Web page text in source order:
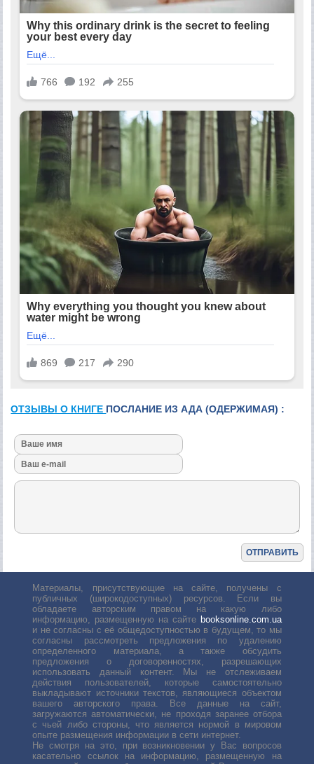
ОТЗЫВЫ О КНИГЕ ПОСЛАНИЕ ИЗ АДА (ОДЕРЖИМАЯ) :
Материалы, присутствующие на сайте, получены с
публичных (широкодоступных) ресурсов. Если вы
обладаете авторским правом на какую либо
информацию, размещенную на сайте booksonline.com.ua
и не согласны с её общедоступностью в будущем, то мы
согласны рассмотреть предложения по удалению
определенного материала, а также обсудить
предложения о договоренностях, разрешающих
использовать данный контент. Мы не отслеживаем
действия пользователей, которые самостоятельно
выкладывают источники текстов, являющиеся объектом
вашего авторского права. Все данные на сайт,
загружаются автоматически, не проходя заранее отбора
с чьей либо стороны, что является нормой в мировом
опыте размещения информации в сети интернет.
Не смотря на это, при возникновении у Вас вопросов
касательно ссылок на информацию, размещенную на